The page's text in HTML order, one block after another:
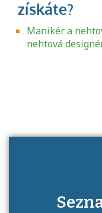
Manikér a
nehtová
Projděte si